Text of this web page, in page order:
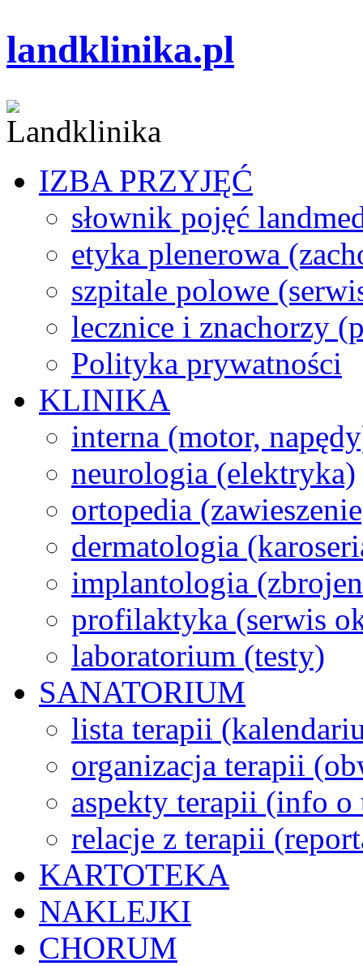
landklinika.pl
IZBA PRZYJĘĆ
słownik pojęć
etyka plenerowa
szpitale polowe
lecznice i znachorzy
Polityka prywatności
KLINIKA
interna (motor,
neurologia (elektryka)
ortopedia
dermatologia
implantologia
profilaktyka (serwis
laboratorium (testy)
SANATORIUM
lista terapii
organizacja terapii
aspekty terapii (info o
relacje z terapii
KARTOTEKA
NAKLEJKI
CHORUM